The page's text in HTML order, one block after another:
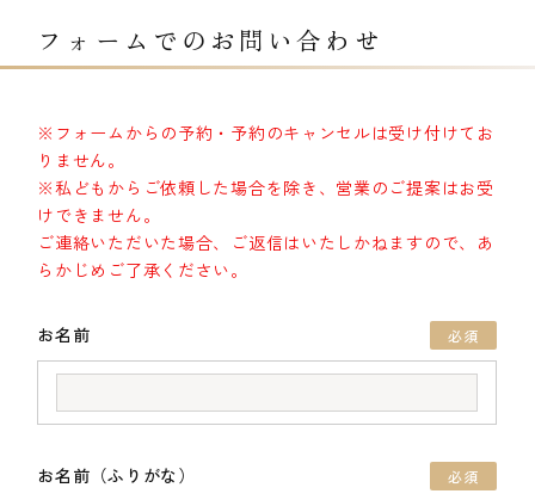
フォームでのお問い合わせ
※フォームからの予約・予約のキャンセルは受け付けてお
りません。
※私どもからご依頼した場合を除き、営業のご提案はお受
けできません。
ご連絡いただいた場合、ご返信はいたしかねますので、あ
らかじめご了承ください。
お名前 必須
お名前（ふりがな） 必須